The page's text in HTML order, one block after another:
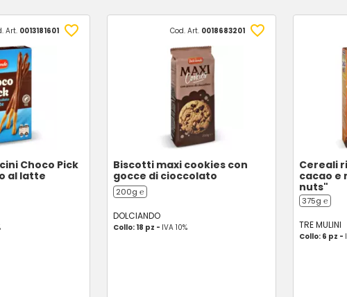
Art. 0013181601
Choco Pick
al latte
Cod. Art. 0018683201
Biscotti maxi cookies con
gocce di cioccolato
200g ℮
DOLCIANDO
Collo: 18 pz - IVA 10%
Cereali
cacao e
nuts"
375g ℮
TRE MULINI
Collo: 6 pz -